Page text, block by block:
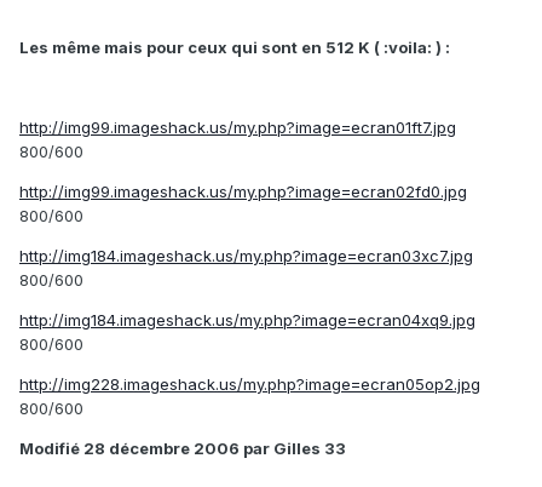
Les même mais pour ceux qui sont en 512 K ( :voila: ) :
http://img99.imageshack.us/my.php?image=ecran01ft7.jpg
800/600
http://img99.imageshack.us/my.php?image=ecran02fd0.jpg
800/600
http://img184.imageshack.us/my.php?image=ecran03xc7.jpg
800/600
http://img184.imageshack.us/my.php?image=ecran04xq9.jpg
800/600
http://img228.imageshack.us/my.php?image=ecran05op2.jpg
800/600
Modifié 28 décembre 2006 par Gilles 33